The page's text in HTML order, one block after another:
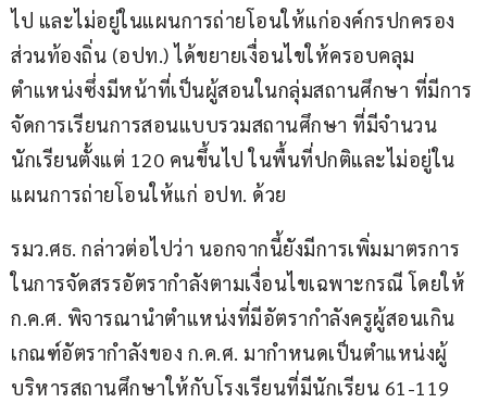
ไป และไม่อยู่ในแผนการถ่ายโอนให้แก่องค์กรปกครอง
ส่วนท้องถิ่น (อปท.) ได้ขยายเงื่อนไขให้ครอบคลุม
ตำแหน่งซึ่งมีหน้าที่เป็นผู้สอนในกลุ่มสถานศึกษา ที่มีการ
จัดการเรียนการสอนแบบรวมสถานศึกษา ที่มีจำนวน
นักเรียนตั้งแต่ 120 คนขึ้นไป ในพื้นที่ปกติและไม่อยู่ใน
แผนการถ่ายโอนให้แก่ อปท. ด้วย
รมว.ศธ. กล่าวต่อไปว่า นอกจากนี้ยังมีการเพิ่มมาตรการ
ในการจัดสรรอัตรากำลังตามเงื่อนไขเฉพาะกรณี โดยให้
ก.ค.ศ. พิจารณานำตำแหน่งที่มีอัตรากำลังครูผู้สอนเกิน
เกณฑ์อัตรากำลังของ ก.ค.ศ. มากำหนดเป็นตำแหน่งผู้
บริหารสถานศึกษาให้กับโรงเรียนที่มีนักเรียน 61-119